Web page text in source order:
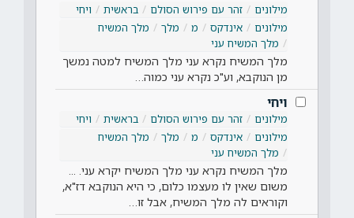
מילונים זהר עם פירוש הסולם בראשית
ויחי
מילונים
אינדקס מ מלך
מלך המשיח
מלך המשיח עני
מלך המשיח נקרא עני מלך המשיח למטה נמשך
מן הנוקבא, וע"כ נקרא עני כמוה…
ויחי
מילונים זהר עם פירוש הסולם בראשית
ויחי
מילונים
אינדקס מ מלך
מלך המשיח
מלך המשיח עני
מלך המשיח נקרא עני מלך המשיח יקרא עני. ...
משום שאין לו מעצמו כלום, כי היא הנוקבא דז"א,
וקוראים לה מלך המשיח, אבל זו…